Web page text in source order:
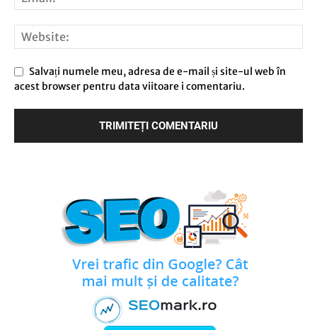
Salvați numele meu, adresa de e-mail și site-ul web în
acest browser pentru data viitoare i comentariu.